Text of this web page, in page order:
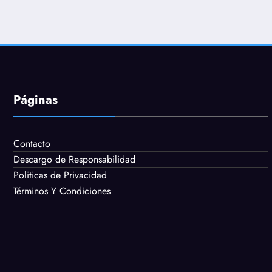
Páginas
Contacto
Descargo de Responsabilidad
Politicas de Privacidad
Términos Y Condiciones